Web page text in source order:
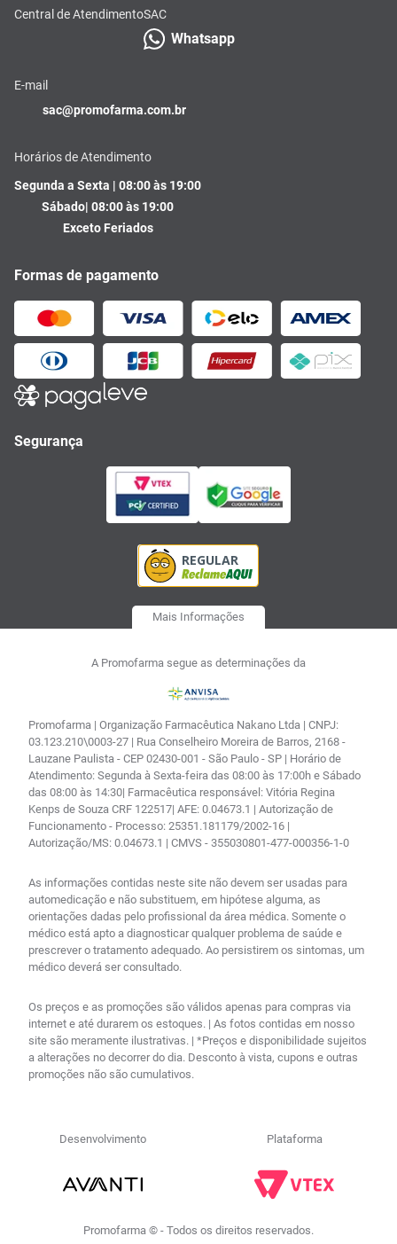
Central de AtendimentoSAC
Whatsapp
E-mail
sac@promofarma.com.br
Horários de Atendimento
Segunda a Sexta | 08:00 às 19:00
Sábado| 08:00 às 19:00
Exceto Feriados
Formas de pagamento
Segurança
Mais Informações
A Promofarma segue as determinações da
Promofarma | Organização Farmacêutica Nakano Ltda | CNPJ:
03.123.210\0003-27 | Rua Conselheiro Moreira de Barros, 2168 -
Lauzane Paulista - CEP 02430-001 - São Paulo - SP | Horário de
Atendimento: Segunda à Sexta-feira das 08:00 às 17:00h e Sábado
das 08:00 às 14:30| Farmacêutica responsável: Vitória Regina
Kenps de Souza CRF 122517| AFE: 0.04673.1 | Autorização de
Funcionamento - Processo: 25351.181179/2002-16 |
Autorização/MS: 0.04673.1 | CMVS - 355030801-477-000356-1-0
As informações contidas neste site não devem ser usadas para
automedicação e não substituem, em hipótese alguma, as
orientações dadas pelo profissional da área médica. Somente o
médico está apto a diagnosticar qualquer problema de saúde e
prescrever o tratamento adequado. Ao persistirem os sintomas, um
médico deverá ser consultado.
Os preços e as promoções são válidos apenas para compras via
internet e até durarem os estoques. | As fotos contidas em nosso
site são meramente ilustrativas. | *Preços e disponibilidade sujeitos
a alterações no decorrer do dia. Desconto à vista, cupons e outras
promoções não são cumulativos.
Desenvolvimento Plataforma
Promofarma © - Todos os direitos reservados.